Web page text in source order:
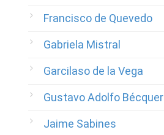
Francisco de Quevedo
Gabriela Mistral
Garcilaso de la Vega
Gustavo Adolfo Bécquer
Jaime Sabines